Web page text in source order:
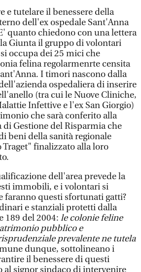
e tutelare il benessere della
dell'ex ospedale Sant'Anna
quanto chiedono con una lettera
Giunta il gruppo di volontari
occupa dei 25 mici che
felina regolarmenrte censita
I timori nascono dalla
ospedaliera di inserire
(tra cui le Nuove Cliniche,
Infettive e l'ex San Giorgio)
che sarà conferito alla
di Gestione del Risparmia che
beni della sanità regionale
Traget" finalizzato alla loro
dell'area prevede la
immobili, e i volontari si
faranno questi sfortunati gatti?
e stanziali protetti dalla
189 del 2004: le colonie feline
pubblico e
prevalente ne tutela
dunque, sottolineano i
il benessere di questi
al signor sindaco di intervenire